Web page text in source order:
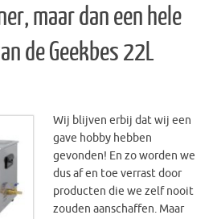
maar dan een hele
de Geekbes 22L
Wij blijven erbij dat wij een
gave hobby hebben
gevonden! En zo worden we
dus af en toe verrast door
producten die we zelf nooit
zouden aanschaffen. Maar